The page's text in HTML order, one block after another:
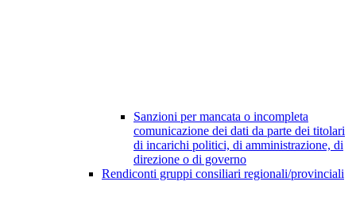
Sanzioni per mancata o incompleta
comunicazione dei dati da parte dei titolari
di incarichi politici, di amministrazione, di
direzione o di governo
Rendiconti gruppi consiliari regionali/provinciali